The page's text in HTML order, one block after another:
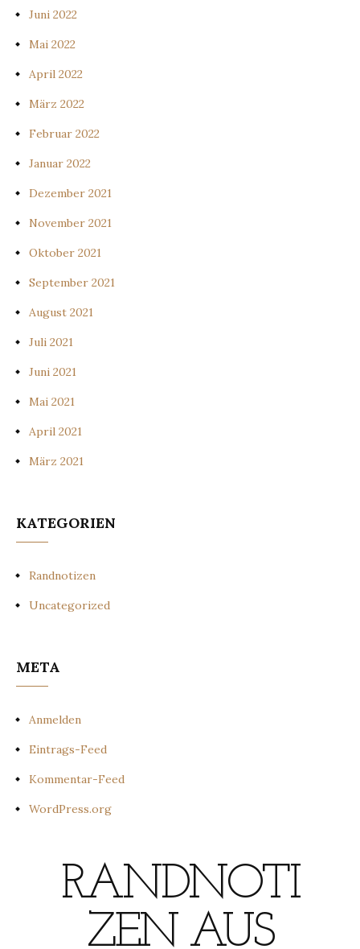
Juni 2022
Mai 2022
April 2022
März 2022
Februar 2022
Januar 2022
Dezember 2021
November 2021
Oktober 2021
September 2021
August 2021
Juli 2021
Juni 2021
Mai 2021
April 2021
März 2021
KATEGORIEN
Randnotizen
Uncategorized
META
Anmelden
Eintrags-Feed
Kommentar-Feed
WordPress.org
RANDNOTI
ZEN AUS